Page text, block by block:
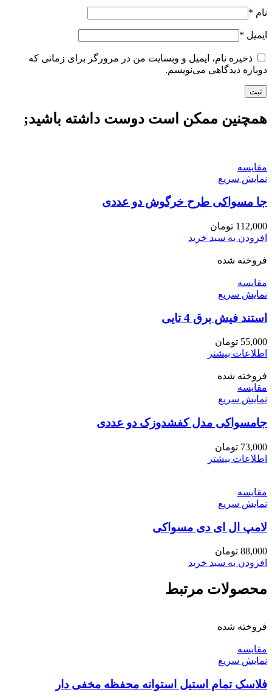
نام *
ایمیل *
ذخیره نام، ایمیل و وبسایت من در مرورگر برای زمانی که
دوباره دیدگاهی می‌نویسم.
همچنین ممکن است دوست داشته باشید;
مقايسه
نمایش سریع
جا مسواکی طرح خرگوش دو عددی
112,000 تومان
افزودن به سبد خرید
فروخته شده
مقايسه
نمایش سریع
استند فیش برق 4 تایی
55,000 تومان
اطلاعات بیشتر
فروخته شده
مقايسه
نمایش سریع
جامسواکی مدل کفشدوزک دو عددی
73,000 تومان
اطلاعات بیشتر
مقايسه
نمایش سریع
لامپ ال ای دی مسواکی
88,000 تومان
افزودن به سبد خرید
محصولات مرتبط
فروخته شده
مقايسه
نمایش سریع
فلاسک تمام استیل استوانه محفظه مخفی دار